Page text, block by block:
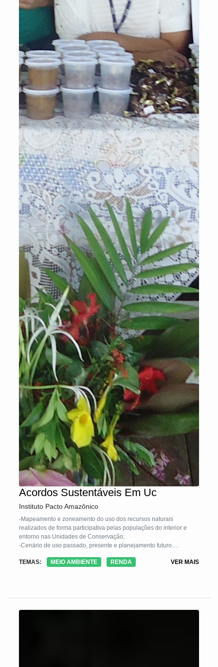
Acordos Sustentáveis Em Uc
Instituto Pacto Amazônico
-Mapeamento e zoneamento do uso dos recursos naturais
realizados de forma participativa pelas populações do interior e
entorno nas Unidades de Conservação;
-Cenário de uso passado, presente e planejamento futuro.
- Alternativas Participativas
TEMAS: MEIO AMBIENTE RENDA VER MAIS